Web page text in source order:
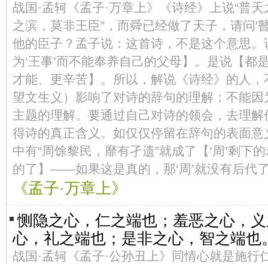
战国·孟轲《孟子·万章上》《诗经》上说“普
之滨，莫非王臣”，而舜已经做了天子，请问'
他的臣子？孟子说：这首诗，不是这个意思
为‘王事’而不能奉养自己的父母】。是说【都
才能、更辛苦】。所以，解说《诗经》的人
望文生义）影响了对诗的辞句的理解；不能
主题的理解。要通过自己对诗的领会，去理
得诗的真正含义。如仅仅停留在辞句的表面
中有“周馀黎民，靡有孑遗”就成了【‘周’剩下
的了】——如果这是真的，那‘周’就没有后代
《孟子·万章上》
恻隐之心，仁之端也；羞恶之心，
心，礼之端也；是非之心，智之端也
战国·孟轲《孟子·公孙丑上》同情心就是施行